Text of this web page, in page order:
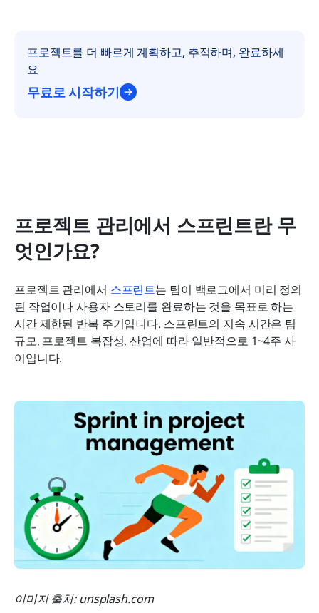
프로젝트를 더 빠르게 계획하고, 추적하며, 완료하세
요
무료로 시작하기
프로젝트 관리에서 스프린트란 무
엇인가요?
프로젝트 관리에서 스프린트는 팀이 백로그에서 미리 정의
된 작업이나 사용자 스토리를 완료하는 것을 목표로 하는
시간 제한된 반복 주기입니다. 스프린트의 지속 시간은 팀
규모, 프로젝트 복잡성, 산업에 따라 일반적으로 1~4주 사
이입니다.
이미지 출처: unsplash.com